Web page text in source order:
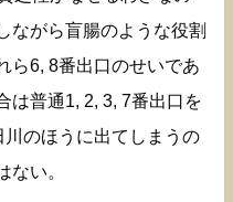
ながら盲腸のような役割
ら6, 8番出口のせいであ
は普通1, 2, 3, 7番出口を
のほうに出てしまうの
ない。